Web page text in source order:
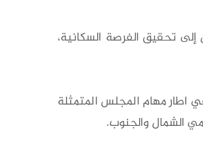
تحقيق الفرصة السكانية،
اطار مهام المجلس المتمثلة
الشمال والجنوب.